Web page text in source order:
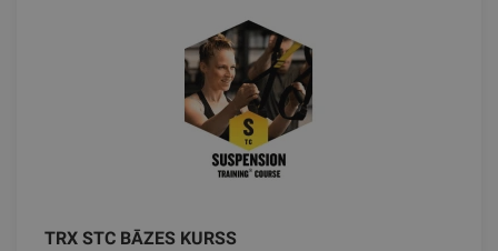
TRX STC BĀZES KURSS